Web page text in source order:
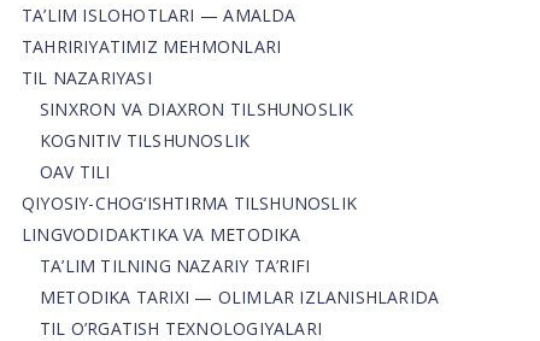
TA’LIM ISLOHOTLARI — AMALDA
TAHRIRIYATIMIZ MEHMONLARI
TIL NAZARIYASI
SINXRON VA DIAXRON TILSHUNOSLIK
KOGNITIV TILSHUNOSLIK
OAV TILI
QIYOSIY-CHOG‘ISHTIRMA TILSHUNOSLIK
LINGVODIDAKTIKA VA METODIKA
TA’LIM TILNING NAZARIY TA’RIFI
METODIKA TARIXI — OLIMLAR IZLANISHLARIDA
TIL O’RGATISH TEXNOLOGIYALARI